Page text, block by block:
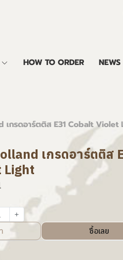
HOW TO ORDER NEWS
เกรดอาร์ตติส E31 Cobalt Violet
เกรดอาร์ตติส
Light
ซื้อเลย